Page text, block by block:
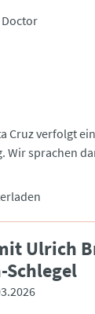
Cruz verfolgt
Wir sprachen
Ulrich
Schlegel